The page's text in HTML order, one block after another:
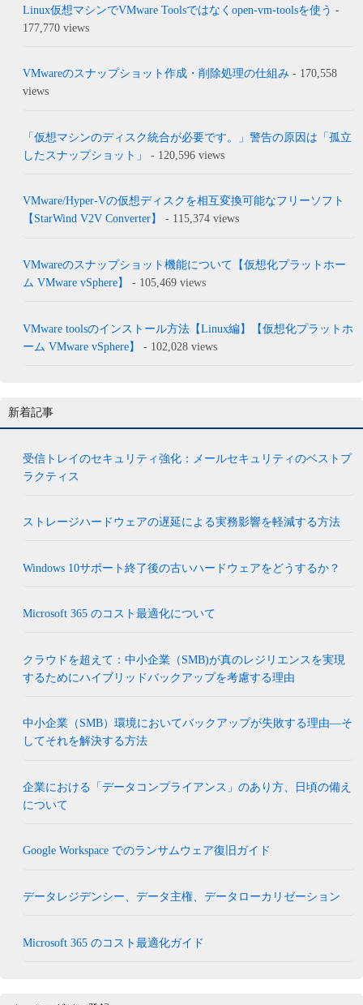
Linux仮想マシンでVMware Toolsではなくopen-vm-toolsを使う -
177,770 views
VMwareのスナップショット作成・削除処理の仕組み - 170,558
views
「仮想マシンのディスク統合が必要です。」警告の原因は「孤立
したスナップショット」
- 120,596 views
VMware/Hyper-Vの仮想ディスクを相互変換可能なフリーソフト
【StarWind V2V Converter】
- 115,374 views
VMwareのスナップショット機能について【仮想化プラットホー
ム VMware vSphere】
- 105,469 views
VMware toolsのインストール方法【Linux編】【仮想化プラットホ
ーム VMware vSphere】
- 102,028 views
新着記事
受信トレイのセキュリティ強化：メールセキュリティのベストプ
ラクティス
ストレージハードウェアの遅延による実務影響を軽減する方法
Windows 10サポート終了後の古いハードウェアをどうするか？
Microsoft 365 のコスト最適化について
クラウドを超えて：中小企業（SMB)が真のレジリエンスを実現
するためにハイブリッドバックアップを考慮する理由
中小企業（SMB）環境においてバックアップが失敗する理由―そ
してそれを解決する方法
企業における「データコンプライアンス」のあり方、日頃の備え
について
Google Workspace でのランサムウェア復旧ガイド
データレジデンシー、データ主権、データローカリゼーション
Microsoft 365 のコスト最適化ガイド